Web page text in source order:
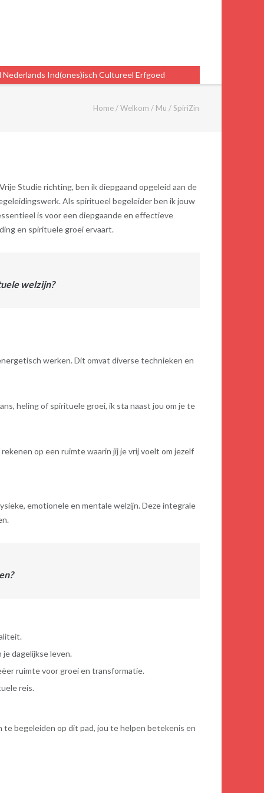
Nederlands Ind(ones)isch Cultureel Erfgoed
Home / Welkom / Mu / SpiriZin
Studie richting, ben ik diepgaand opgeleid aan de
Als spiritueel begeleider ben ik jouw
is voor een diepgaande en effectieve
en spirituele groei ervaart.
welzijn?
werken. Dit omvat diverse technieken en
heling of spirituele groei, ik sta naast jou om je te
op een ruimte waarin jij je vrij voelt om jezelf
emotionele en mentale welzijn. Deze integrale
dagelijkse leven.
ruimte voor groei en transformatie.
reis.
begeleiden op dit pad, jou te helpen betekenis en